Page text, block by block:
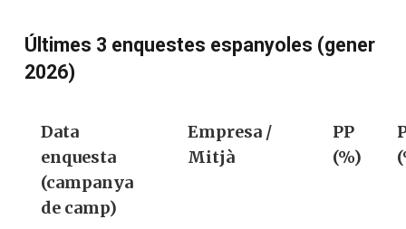
Últimes 3 enquestes espanyoles (gener
2026)
Data
enquesta
(campanya
de camp)
Empresa /
Mitjà
PP
(%)